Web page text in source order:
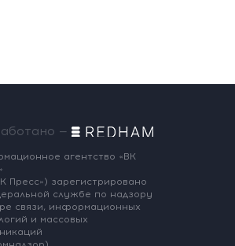
—
агентство «ВК
Пресс») зарегистрировано
службе по надзору
связи, информационных
и массовых